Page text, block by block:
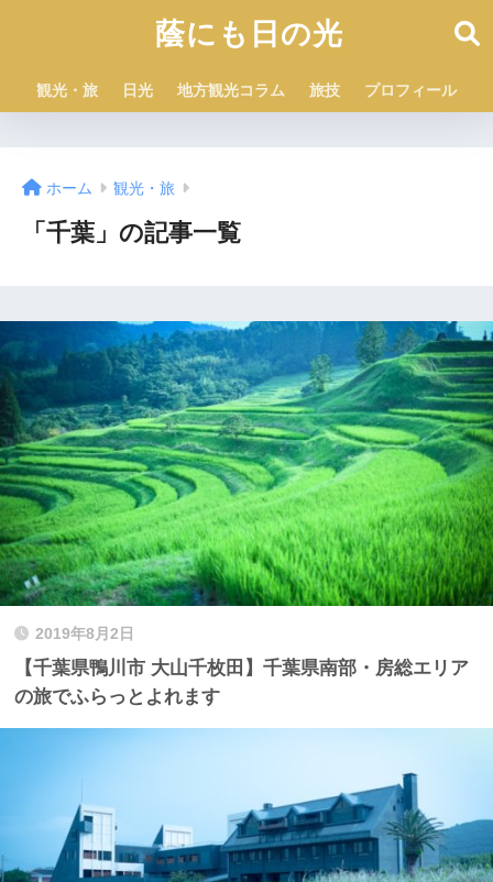
蔭にも日の光
観光・旅 日光 地方観光コラム 旅技 プロフィール
ホーム 観光・旅
「千葉」の記事一覧
2019年8月2日
【千葉県鴨川市 大山千枚田】千葉県南部・房総エリア
の旅でふらっとよれます